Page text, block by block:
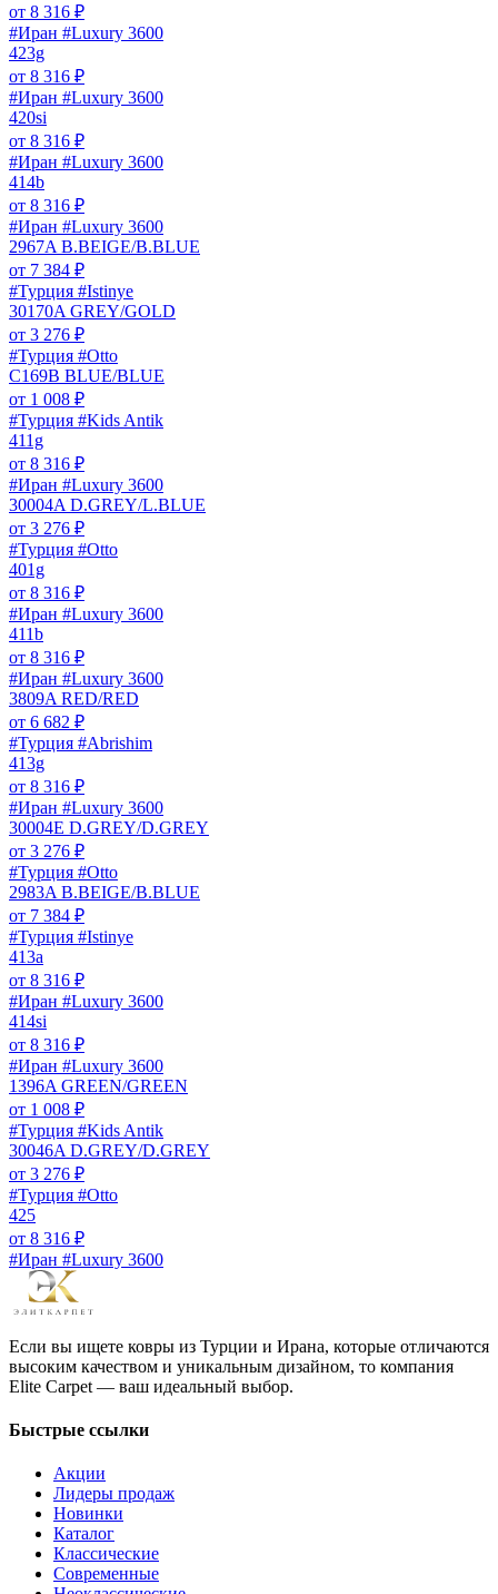
от 8 316 ₽
#Иран #Luxury 3600
423g
от 8 316 ₽
#Иран #Luxury 3600
420si
от 8 316 ₽
#Иран #Luxury 3600
414b
от 8 316 ₽
#Иран #Luxury 3600
2967A B.BEIGE/B.BLUE
от 7 384 ₽
#Турция #Istinye
30170A GREY/GOLD
от 3 276 ₽
#Турция #Otto
C169B BLUE/BLUE
от 1 008 ₽
#Турция #Kids Antik
411g
от 8 316 ₽
#Иран #Luxury 3600
30004A D.GREY/L.BLUE
от 3 276 ₽
#Турция #Otto
401g
от 8 316 ₽
#Иран #Luxury 3600
411b
от 8 316 ₽
#Иран #Luxury 3600
3809A RED/RED
от 6 682 ₽
#Турция #Abrishim
413g
от 8 316 ₽
#Иран #Luxury 3600
30004E D.GREY/D.GREY
от 3 276 ₽
#Турция #Otto
2983A B.BEIGE/B.BLUE
от 7 384 ₽
#Турция #Istinye
413a
от 8 316 ₽
#Иран #Luxury 3600
414si
от 8 316 ₽
#Иран #Luxury 3600
1396A GREEN/GREEN
от 1 008 ₽
#Турция #Kids Antik
30046A D.GREY/D.GREY
от 3 276 ₽
#Турция #Otto
425
от 8 316 ₽
#Иран #Luxury 3600
Если вы ищете ковры из Турции и Ирана, которые отличаются
высоким качеством и уникальным дизайном, то компания
Elite Carpet — ваш идеальный выбор.
Быстрые ссылки
Акции
Лидеры продаж
Новинки
Каталог
Классические
Современные